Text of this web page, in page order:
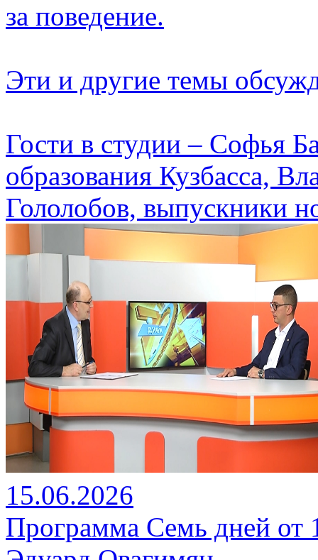
за поведение.
Эти и другие темы
Гости в студии – Софья
образования Кузбасса,
Гололобов, выпускники
15.06.2026
Программа Семь дней от